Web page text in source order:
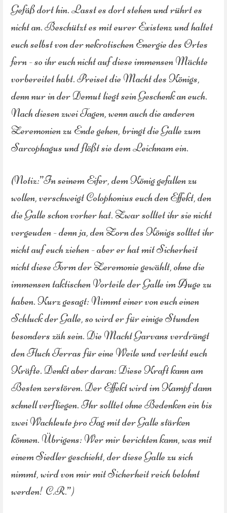
Gefäß dort hin. Lasst es dort stehen und rührt es
nicht an. Beschützt es mit eurer Existenz und haltet
euch selbst von der nekrotischen Energie des Ortes
fern - so ihr euch nicht auf diese immensen Mächte
vorbereitet habt. Preiset die Macht des Königs,
denn nur in der Demut liegt sein Geschenk an euch.
Nach diesen zwei Tagen, wenn auch die anderen
Zeremonien zu Ende gehen, bringt die Galle zum
Sarcophagus und flößt sie dem Leichnam ein.
(Notiz:”In seinem Eifer, dem König gefallen zu
wollen, verschweigt Colophonius euch den Effekt, den
die Galle schon vorher hat. Zwar solltet ihr sie nicht
vergeuden - denn ja, den Zorn des Königs solltet ihr
nicht auf euch ziehen - aber er hat mit Sicherheit
nicht diese Form der Zeremonie gewählt, ohne die
immensen taktischen Vorteile der Galle im Auge zu
haben. Kurz gesagt: Nimmt einer von euch einen
Schluck der Galle, so wird er für einige Stunden
besonders zäh sein. Die Macht Garvans verdrängt
den Fluch Terras für eine Weile und verleiht euch
Kräfte. Denkt aber daran: Diese Kraft kann am
Besten zerstören. Der Effekt wird im Kampf dann
schnell verfliegen. Ihr solltet ohne Bedenken ein bis
zwei Wachleute pro Tag mit der Galle stärken
können. Übrigens: Wer mir berichten kann, was mit
einem Siedler geschieht, der diese Galle zu sich
nimmt, wird von mir mit Sicherheit reich belohnt
werden! C.R.”)